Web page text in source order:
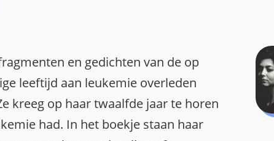
en gedichten van de op
leeftijd aan leukemie overleden
kreeg op haar twaalfde jaar te horen
had. In het boekje staan haar